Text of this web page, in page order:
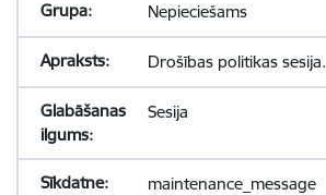
Nepieciešams
Drošības politikas sesija.
Sesija
maintenance_message